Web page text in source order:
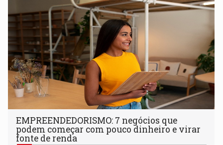
EMPREENDEDORISMO: 7 negócios que
podem começar com pouco dinheiro e virar
fonte de renda